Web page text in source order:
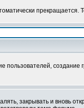
прекращается.
создание
закрывать и вновь